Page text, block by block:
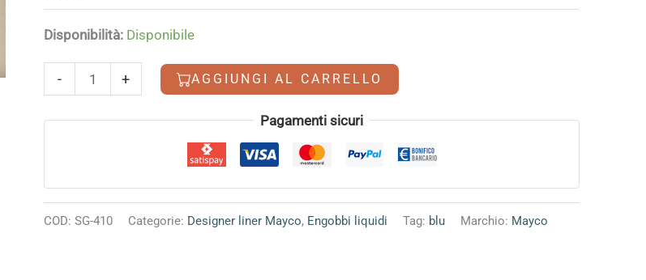
Disponibilità: Disponibile
-
Designer
Liner
Bright
+ AGGIUNGI AL CARRELLO
Alternative: Pagamenti sicuri
COD:SG-410 Categorie: Designer liner Mayco, Engobbi liquidi Tag: blu Marchio: Mayco